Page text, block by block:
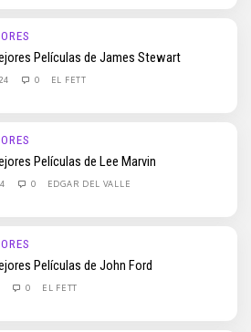
Películas de James Stewart
0 EL FETT
Películas de Lee Marvin
0 EDGAR DEL VALLE
Películas de John Ford
0 EL FETT